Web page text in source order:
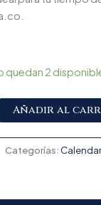
quedan 2
Añadir al
Categorías: